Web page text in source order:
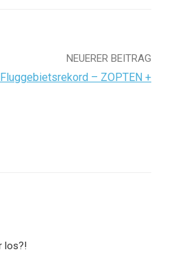
NEUERER BEITRAG
– ZOPTEN +
los?!